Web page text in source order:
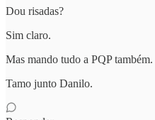
Dou risadas?
Sim claro.
Mas mando tudo a PQP também.
Tamo junto Danilo.